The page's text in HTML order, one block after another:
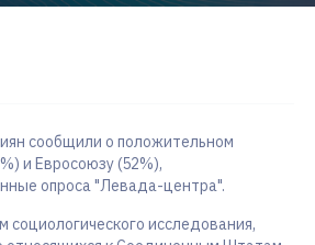
сообщили о положительном
и Евросоюзу (52%),
опроса "Левада-центра".
социологического исследования,